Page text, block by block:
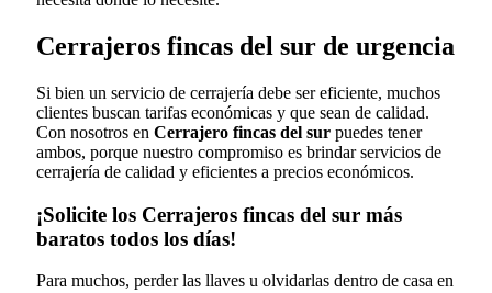
Cerrajeros fincas del sur de urgencia
Si bien un servicio de cerrajería debe ser eficiente, muchos
clientes buscan tarifas económicas y que sean de calidad.
Con nosotros en Cerrajero fincas del sur puedes tener
ambos, porque nuestro compromiso es brindar servicios de
cerrajería de calidad y eficientes a precios económicos.
¡Solicite los Cerrajeros fincas del sur más
baratos todos los días!
Para muchos, perder las llaves u olvidarlas dentro de casa en